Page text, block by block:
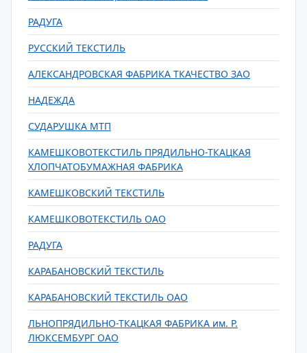
РАДУГА
РУССКИЙ ТЕКСТИЛЬ
АЛЕКСАНДРОВСКАЯ ФАБРИКА ТКАЧЕСТВО ЗАО
НАДЕЖДА
СУДАРУШКА МТП
КАМЕШКОВОТЕКСТИЛЬ ПРЯДИЛЬНО-ТКАЦКАЯ
ХЛОПЧАТОБУМАЖНАЯ ФАБРИКА
КАМЕШКОВСКИЙ ТЕКСТИЛЬ
КАМЕШКОВОТЕКСТИЛЬ ОАО
РАДУГА
КАРАБАНОВСКИЙ ТЕКСТИЛЬ
КАРАБАНОВСКИЙ ТЕКСТИЛЬ ОАО
ЛЬНОПРЯДИЛЬНО-ТКАЦКАЯ ФАБРИКА им. Р.
ЛЮКСЕМБУРГ ОАО